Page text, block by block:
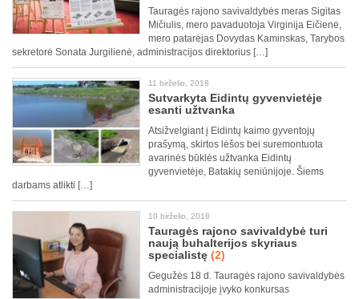
Tauragės rajono savivaldybės meras Sigitas
Mičiulis, mero pavaduotoja Virginija Eičienė,
mero patarėjas Dovydas Kaminskas, Tarybos
sekretorė Sonata Jurgilienė, administracijos direktorius […]
11 birželio, 2018
Sutvarkyta Eidintų gyvenvietėje
esanti užtvanka
Atsižvelgiant į Eidintų kaimo gyventojų
prašymą, skirtos lėšos bei suremontuota
avarinės būklės užtvanka Eidintų
gyvenvietėje, Batakių seniūnijoje. Šiems
darbams atlikti […]
10 birželio, 2018
Tauragės rajono savivaldybė turi
naują buhalterijos skyriaus
specialistę (2)
Gegužės 18 d. Tauragės rajono savivaldybės
administracijoje įvyko konkursas